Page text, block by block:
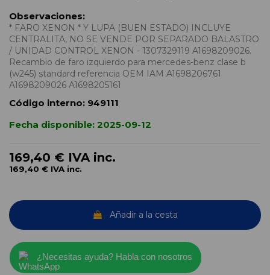
Observaciones:
* FARO XENON * Y LUPA (BUEN ESTADO) INCLUYE
CENTRALITA, NO SE VENDE POR SEPARADO BALASTRO
/ UNIDAD CONTROL XENON - 1307329119 A1698209026.
Recambio de faro izquierdo para mercedes-benz clase b
(w245) standard referencia OEM IAM A1698206761
A1698209026 A1698205161
Código interno: 949111
Fecha disponible: 2025-09-12
169,40 € IVA inc.
169,40 € IVA inc.
Añadir a la cesta
¿Necesitas ayuda? Habla con nosotros